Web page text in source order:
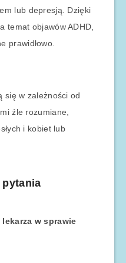
lub depresją. Dzięki
temat objawów ADHD,
prawidłowo.
się w zależności od
źle rozumiane,
i kobiet lub
pytania
w sprawie